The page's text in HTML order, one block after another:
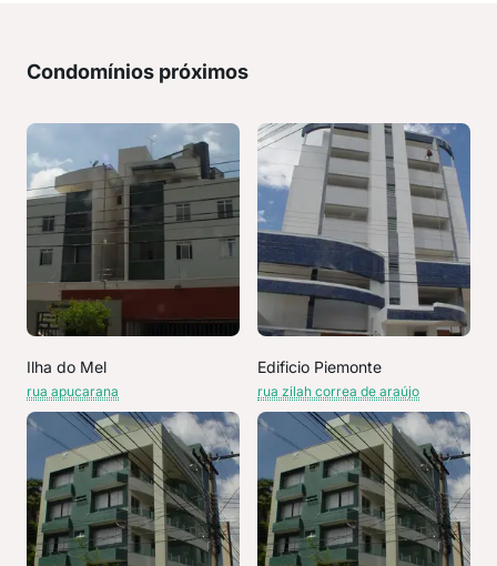
Condomínios próximos
Ilha do Mel
rua apucarana
Edificio Piemonte
rua zilah correa de araújo